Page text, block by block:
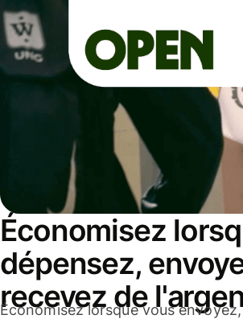
Économisez
dépensez,
recevez de
Économisez lorsque vous